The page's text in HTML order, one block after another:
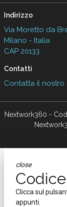
Indirizzo
Via Moretto da
Milano - Italia
CAP 20133
Contatti
Contatta il nostro
Nextwork360 -
close
Clicca sul
appunti.